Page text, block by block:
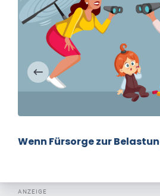
Wenn Fürsorge zur
ANZEIGE